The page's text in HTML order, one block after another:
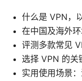
什么是 VPN，
在中国及海外
评测多款常见
选择 VPN 的关
实用使用场景